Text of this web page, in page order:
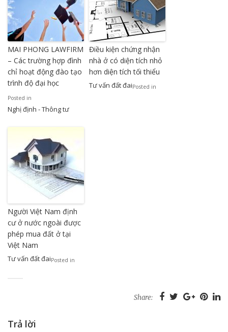
MAI PHONG LAWFIRM
– Các trường hợp đình
chỉ hoạt động đào tạo
trình độ đại học
Posted in
Nghị định - Thông tư
Điều kiện chứng nhận
nhà ở có diện tích nhỏ
hơn diện tích tối thiểu
Posted in
Tư vấn đất đai
Người Việt Nam định
cư ở nước ngoài được
phép mua đất ở tại
Việt Nam
Posted in
Tư vấn đất đai
Share:
Trả lời